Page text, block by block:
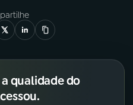
qualidade do